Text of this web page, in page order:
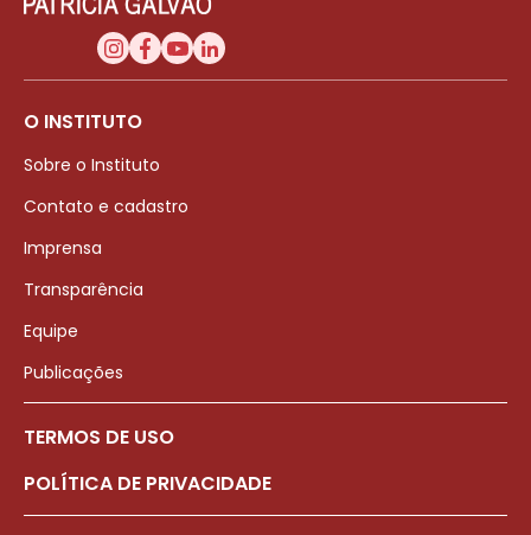
O INSTITUTO
Sobre o Instituto
Contato e cadastro
Imprensa
Transparência
Equipe
Publicações
TERMOS DE USO
POLÍTICA DE PRIVACIDADE